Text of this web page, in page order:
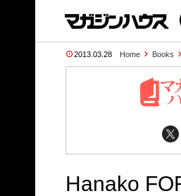
2013.03.28 Home Books
Hanako